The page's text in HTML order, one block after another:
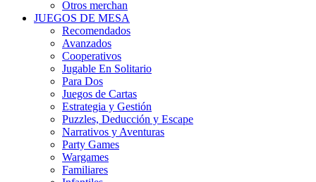
Otros merchan
JUEGOS DE MESA
Recomendados
Avanzados
Cooperativos
Jugable En Solitario
Para Dos
Juegos de Cartas
Estrategia y Gestión
Puzzles, Deducción y Escape
Narrativos y Aventuras
Party Games
Wargames
Familiares